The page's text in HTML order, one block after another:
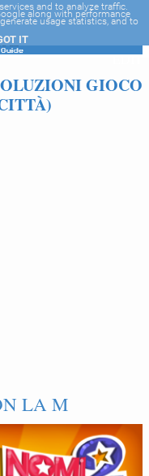
GIOCO
LA M
EDIT
and to analyze traffic.
along with performance
usage statistics, and to
IT